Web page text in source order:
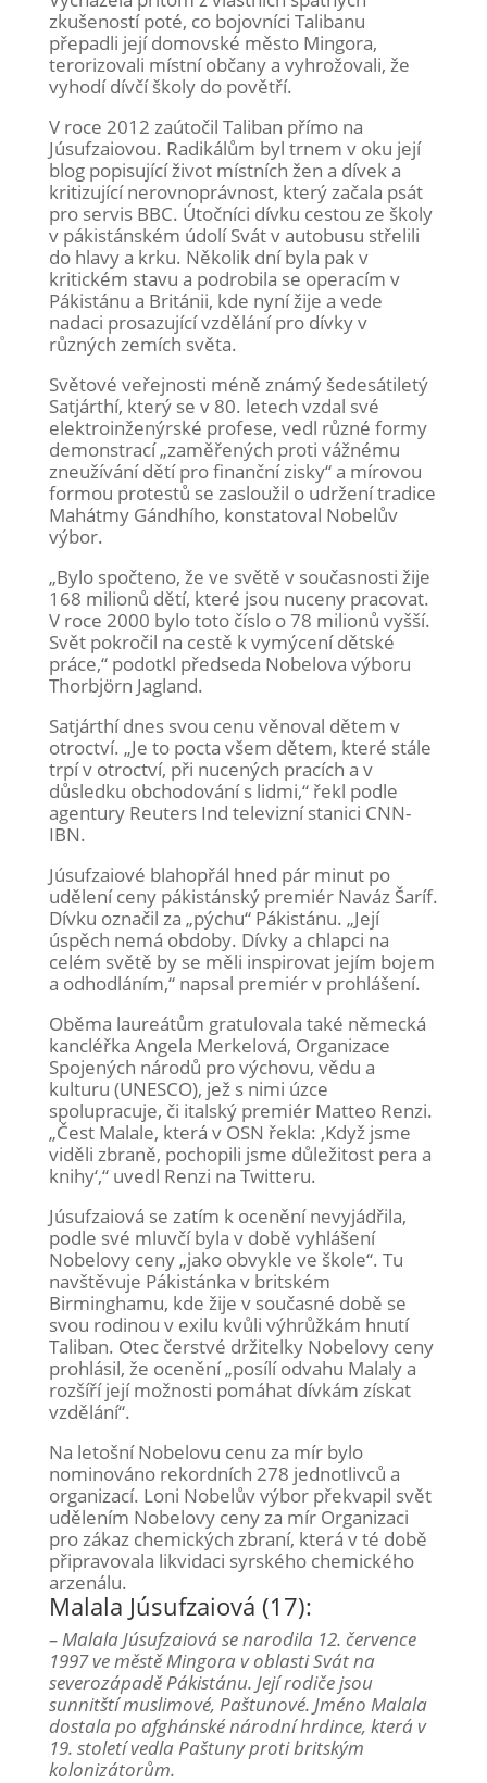
zkušeností poté, co bojovníci Talibanu
přepadli její domovské město Mingora,
terorizovali místní občany a vyhrožovali, že
vyhodí dívčí školy do povětří.
V roce 2012 zaútočil Taliban přímo na
Júsufzaiovou. Radikálům byl trnem v oku její
blog popisující život místních žen a dívek a
kritizující nerovnoprávnost, který začala psát
pro servis BBC. Útočníci dívku cestou ze školy
v pákistánském údolí Svát v autobusu střelili
do hlavy a krku. Několik dní byla pak v
kritickém stavu a podrobila se operacím v
Pákistánu a Británii, kde nyní žije a vede
nadaci prosazující vzdělání pro dívky v
různých zemích světa.
Světové veřejnosti méně známý šedesátiletý
Satjárthí, který se v 80. letech vzdal své
elektroinženýrské profese, vedl různé formy
demonstrací „zaměřených proti vážnému
zneužívání dětí pro finanční zisky“ a mírovou
formou protestů se zasloužil o udržení tradice
Mahátmy Gándhího, konstatoval Nobelův
výbor.
„Bylo spočteno, že ve světě v současnosti žije
168 milionů dětí, které jsou nuceny pracovat.
V roce 2000 bylo toto číslo o 78 milionů vyšší.
Svět pokročil na cestě k vymýcení dětské
práce,“ podotkl předseda Nobelova výboru
Thorbjörn Jagland.
Satjárthí dnes svou cenu věnoval dětem v
otroctví. „Je to pocta všem dětem, které stále
trpí v otroctví, při nucených pracích a v
důsledku obchodování s lidmi,“ řekl podle
agentury Reuters Ind televizní stanici CNN-
IBN.
Júsufzaiové blahopřál hned pár minut po
udělení ceny pákistánský premiér Naváz Šaríf.
Dívku označil za „pýchu“ Pákistánu. „Její
úspěch nemá obdoby. Dívky a chlapci na
celém světě by se měli inspirovat jejím bojem
a odhodláním,“ napsal premiér v prohlášení.
Oběma laureátům gratulovala také německá
kancléřka Angela Merkelová, Organizace
Spojených národů pro výchovu, vědu a
kulturu (UNESCO), jež s nimi úzce
spolupracuje, či italský premiér Matteo Renzi.
„Čest Malale, která v OSN řekla: ‚Když jsme
viděli zbraně, pochopili jsme důležitost pera a
knihy‘,“ uvedl Renzi na Twitteru.
Júsufzaiová se zatím k ocenění nevyjádřila,
podle své mluvčí byla v době vyhlášení
Nobelovy ceny „jako obvykle ve škole“. Tu
navštěvuje Pákistánka v britském
Birminghamu, kde žije v současné době se
svou rodinou v exilu kvůli výhrůžkám hnutí
Taliban. Otec čerstvé držitelky Nobelovy ceny
prohlásil, že ocenění „posílí odvahu Malaly a
rozšíří její možnosti pomáhat dívkám získat
vzdělání“.
Na letošní Nobelovu cenu za mír bylo
nominováno rekordních 278 jednotlivců a
organizací. Loni Nobelův výbor překvapil svět
udělením Nobelovy ceny za mír Organizaci
pro zákaz chemických zbraní, která v té době
připravovala likvidaci syrského chemického
arzenálu.
Malala Júsufzaiová (17):
– Malala Júsufzaiová se narodila 12. července
1997 ve městě Mingora v oblasti Svát na
severozápadě Pákistánu. Její rodiče jsou
sunnitští muslimové, Paštunové. Jméno Malala
dostala po afghánské národní hrdince, která v
19. století vedla Paštuny proti britským
kolonizátorům.